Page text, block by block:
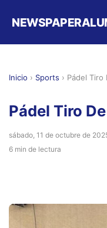
Inicio › Sports › Pádel Tiro
Pádel Tiro
sábado, 11 de octubre de
6 min de lectura